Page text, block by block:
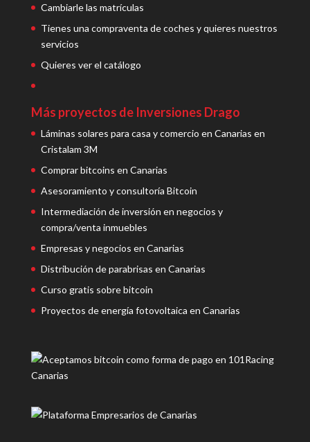
Cambiarle las matrículas
Tienes una compraventa de coches y quieres nuestros
servicios
Quieres ver el catálogo
Más proyectos de Inversiones Drago
Láminas solares para casa y comercio en Canarias en
Cristalam 3M
Comprar bitcoins en Canarias
Asesoramiento y consultoría Bitcoin
Intermediación de inversión en negocios y
compra/venta inmuebles
Empresas y negocios en Canarias
Distribución de parabrisas en Canarias
Curso gratis sobre bitcoin
Proyectos de energía fotovoltaica en Canarias